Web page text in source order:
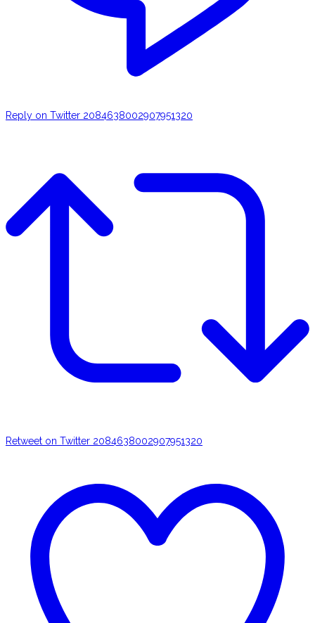
Reply on Twitter 2084638002907951320
Retweet on Twitter 2084638002907951320